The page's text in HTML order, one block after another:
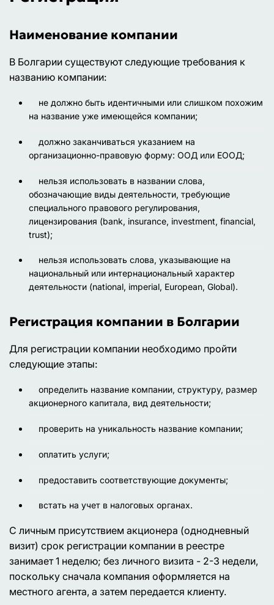
Наименование компании
В Болгарии существуют следующие требования к
названию компании:
не должно быть идентичными или слишком похожим
на название уже имеющейся компании;
должно заканчиваться указанием на
организационно-правовую форму: ООД или ЕООД;
нельзя использовать в названии слова,
обозначающие виды деятельности, требующие
специального правового регулирования,
лицензирования (bank, insurance, investment, financial,
trust);
нельзя использовать слова, указывающие на
национальный или интернациональный характер
деятельности (national, imperial, European, Global).
Регистрация компании в Болгарии
Для регистрации компании необходимо пройти
следующие этапы:
определить название компании, структуру, размер
акционерного капитала, вид деятельности;
проверить на уникальность название компании;
оплатить услуги;
предоставить соответствующие документы;
встать на учет в налоговых органах.
С личным присутствием акционера (однодневный
визит) срок регистрации компании в реестре
занимает 1 неделю; без личного визита - 2-3 недели,
поскольку сначала компания оформляется на
местного агента, а затем передается клиенту.